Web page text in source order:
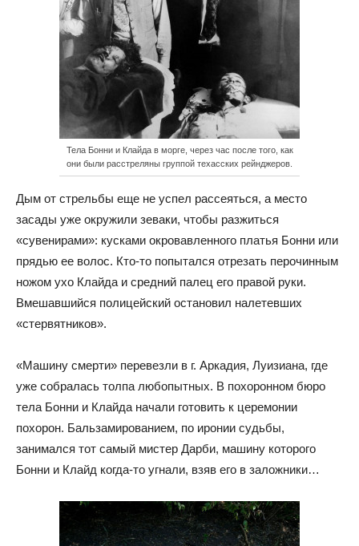
Тела Бонни и Клайда в морге, через час после того, как
они были расстреляны группой техасских рейнджеров.
Дым от стрельбы еще не успел рассеяться, а место
засады уже окружили зеваки, чтобы разжиться
«сувенирами»: кусками окровавленного платья Бонни или
прядью ее волос. Кто-то попытался отрезать перочинным
ножом ухо Клайда и средний палец его правой руки.
Вмешавшийся полицейский остановил налетевших
«стервятников».
«Машину смерти» перевезли в г. Аркадия, Луизиана, где
уже собралась толпа любопытных. В похоронном бюро
тела Бонни и Клайда начали готовить к церемонии
похорон. Бальзамированием, по иронии судьбы,
занимался тот самый мистер Дарби, машину которого
Бонни и Клайд когда-то угнали, взяв его в заложники…